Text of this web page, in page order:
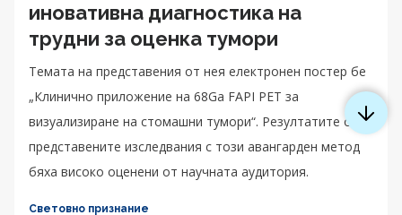
иновативна диагностика на
трудни за оценка тумори
Темата на представения от нея електронен постер бе
„Клинично приложение на 68Ga FAPI PET за
визуализиране на стомашни тумори“. Резултатите от
представените изследвания с този авангарден метод
бяха високо оценени от научната аудитория.
Световно признание